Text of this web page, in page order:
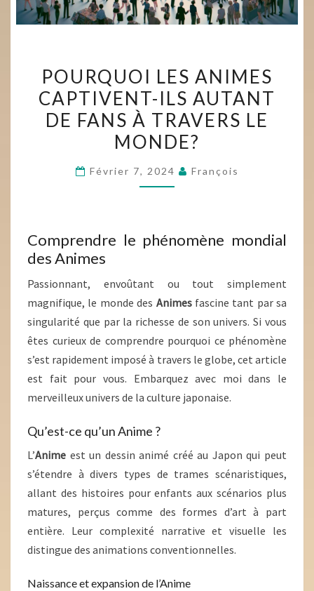
LES
ANIMES
CAPTIVENT-
ILS
DE
LE
POURQUOI LES ANIMES
CAPTIVENT-ILS AUTANT
DE FANS À TRAVERS LE
MONDE?
Février 7, 2024 François
Comprendre le phénomène mondial
des Animes
Passionnant, envoûtant ou tout simplement
magnifique, le monde des Animesfascine tant par sa
singularité que par la richesse de son univers. Si vous
êtes curieux de comprendre pourquoi ce phénomène
s’est rapidement imposé à travers le globe, cet article
est fait pour vous. Embarquez avec moi dans le
merveilleux univers de la culture japonaise.
Qu’est-ce qu’un Anime ?
L’Anime est un dessin animé créé au Japon qui peut
s’étendre à divers types de trames scénaristiques,
allant des histoires pour enfants aux scénarios plus
matures, perçus comme des formes d’art à part
entière. Leur complexité narrative et visuelle les
distingue des animations conventionnelles.
Naissance et expansion de l’Anime